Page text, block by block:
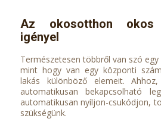
Az okosotthon okos
igényel
Természetesen többről van szó
mint hogy van egy központi
lakás különböző elemeit.
automatikusan bekapcsolható
automatikusan nyíljon-csukódjon,
szükségünk.